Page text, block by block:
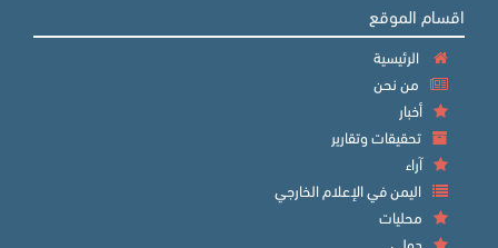
اقسام الموقع
الرئيسية
من نحن
أخبار
تحقيقات وتقارير
آراء
اليمن في الإعلام الخارجي
محليات
دولي